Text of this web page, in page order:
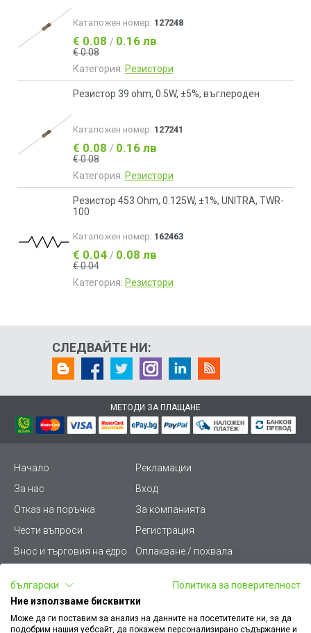
Каталожен номер: 127248
€ 0.08 / 0.16 лв
€ 0.08
Категория: Резистори
Резистор 39 ohm, 0.5W, ±5%, въглероден
Каталожен номер: 127241
€ 0.08 / 0.16 лв
€ 0.08
Категория: Резистори
Резистор 453 Ohm, 0.125W, ±1%, UNITRA, ТWR-
100
Каталожен номер: 162463
€ 0.04 / 0.08 лв
€ 0.04
Категория: Резистори
СЛЕДВАЙТЕ НИ:
МЕТОДИ ЗА ПЛАЩАНЕ
Начало
Рекламации
За нас
Вход
Отказ на поръчка
За компанията
Чести въпроси
Регистрация
Внос и търговия на едро
Оплакване / похвала
Условия за ползване
Стани дистрибутор
български
Политика за поверителност
Ние използваме бисквитки
Може да ги поставим за анализ на данните на посетителите ни, за да
подобрим нашия уебсайт, да покажем персонализирано съдържание и